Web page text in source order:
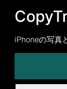
iPhoneの写真